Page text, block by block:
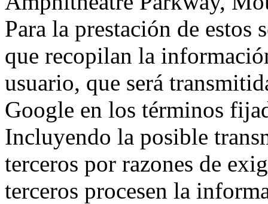
Para la prestación de
que recopilan la
usuario, que será
Google en los términos
Incluyendo la posible
terceros por razones de
terceros procesen la